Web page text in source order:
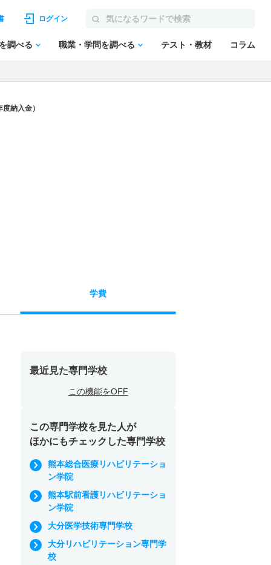
ログイン
調べる 職業・学問を調べる テスト・教材 コラム
納入金）
学費
最近見た専門学校
この機能をOFF
この専門学校を見た人が
ほかにもチェックした専門学校
熊本総合医療リハビリテーショ
ン学院
熊本駅前看護リハビリテーショ
ン学院
大分医学技術専門学校
大分リハビリテーション専門学
校